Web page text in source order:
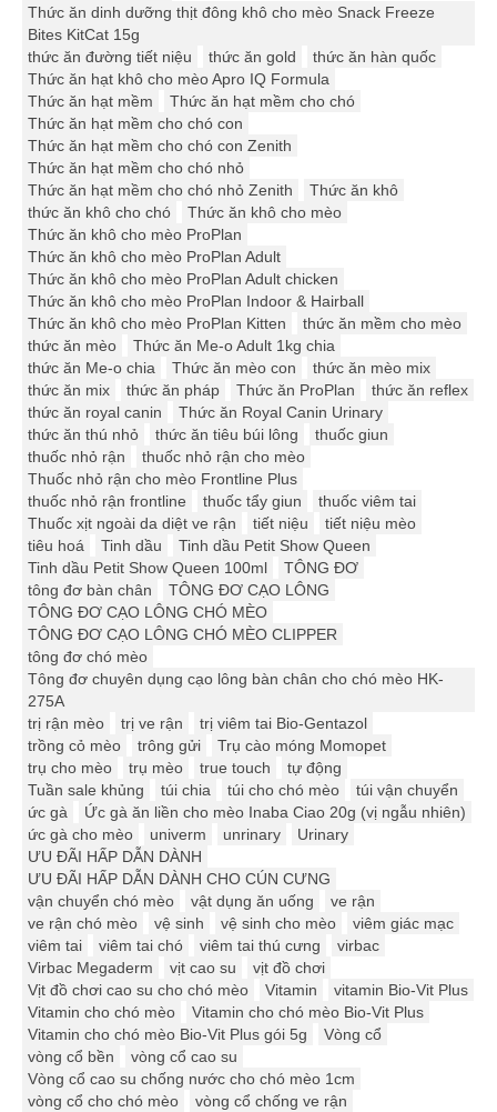
Thức ăn dinh dưỡng thịt đông khô cho mèo Snack Freeze
Bites KitCat 15g
thức ăn đường tiết niệu
thức ăn gold
thức ăn hàn quốc
Thức ăn hạt khô cho mèo Apro IQ Formula
Thức ăn hạt mềm
Thức ăn hạt mềm cho chó
Thức ăn hạt mềm cho chó con
Thức ăn hạt mềm cho chó con Zenith
Thức ăn hạt mềm cho chó nhỏ
Thức ăn hạt mềm cho chó nhỏ Zenith
Thức ăn khô
thức ăn khô cho chó
Thức ăn khô cho mèo
Thức ăn khô cho mèo ProPlan
Thức ăn khô cho mèo ProPlan Adult
Thức ăn khô cho mèo ProPlan Adult chicken
Thức ăn khô cho mèo ProPlan Indoor & Hairball
Thức ăn khô cho mèo ProPlan Kitten
thức ăn mềm cho mèo
thức ăn mèo
Thức ăn Me-o Adult 1kg chia
thức ăn Me-o chia
Thức ăn mèo con
thức ăn mèo mix
thức ăn mix
thức ăn pháp Thức ăn ProPlan
thức ăn reflex
thức ăn royal canin
Thức ăn Royal Canin Urinary
thức ăn thú nhỏ
thức ăn tiêu búi lông
thuốc giun
thuốc nhỏ rận
thuốc nhỏ rận cho mèo
Thuốc nhỏ rận cho mèo Frontline Plus
thuốc nhỏ rận frontline
thuốc tẩy giun
thuốc viêm tai
Thuốc xịt ngoài da diệt ve rận
tiết niệu
tiết niệu mèo
tiêu hoá
Tinh dầu
Tinh dầu Petit Show Queen
Tinh dầu Petit Show Queen 100ml
TÔNG ĐƠ
tông đơ bàn chân
TÔNG ĐƠ CẠO LÔNG
TÔNG ĐƠ CẠO LÔNG CHÓ MÈO
TÔNG ĐƠ CẠO LÔNG CHÓ MÈO CLIPPER
tông đơ chó mèo
Tông đơ chuyên dụng cạo lông bàn chân cho chó mèo HK-
275A
trị rận mèo
trị ve rận
trị viêm tai Bio-Gentazol
trồng cỏ mèo
trông gửi
Trụ cào móng Momopet
trụ cho mèo
trụ mèo true touch
tự động
Tuần sale khủng
túi chia túi cho chó mèo
túi vận chuyển
ức gà
Ức gà ăn liền cho mèo Inaba Ciao 20g (vị ngẫu nhiên)
ức gà cho mèo
univerm unrinary
Urinary
ƯU ĐÃI HẤP DẪN DÀNH
ƯU ĐÃI HẤP DẪN DÀNH CHO CÚN CƯNG
vận chuyển chó mèo
vật dụng ăn uống
ve rận
ve rận chó mèo
vệ sinh vệ sinh cho mèo
viêm giác mạc
viêm tai
viêm tai chó viêm tai thú cưng
virbac
Virbac Megaderm
vịt cao su
vịt đồ chơi
Vịt đồ chơi cao su cho chó mèo
Vitamin
vitamin Bio-Vit Plus
Vitamin cho chó mèo
Vitamin cho chó mèo Bio-Vit Plus
Vitamin cho chó mèo Bio-Vit Plus gói 5g
Vòng cổ
vòng cổ bền
vòng cổ cao su
Vòng cổ cao su chống nước cho chó mèo 1cm
vòng cổ cho chó mèo
vòng cổ chống ve rận